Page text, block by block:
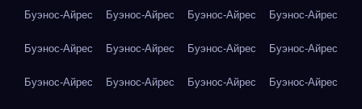
Буэнос-Айрес Буэнос-Айрес Буэнос-Айрес Буэнос-Айрес
Буэнос-Айрес Буэнос-Айрес Буэнос-Айрес Буэнос-Айрес
Буэнос-Айрес Буэнос-Айрес Буэнос-Айрес Буэнос-Айрес